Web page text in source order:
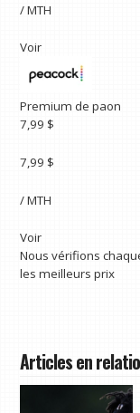
/ MTH
Voir
Premium de paon
7,99 $
7,99 $
/ MTH
Voir
Nous vérifions
les meilleurs prix
Articles en